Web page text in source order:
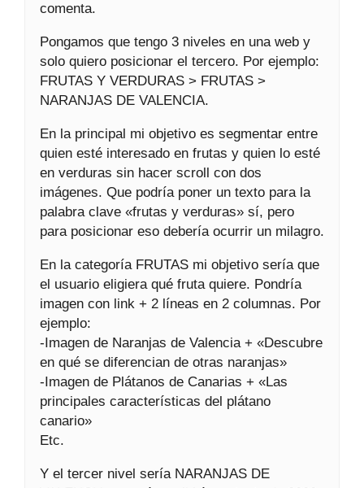
comenta.
Pongamos que tengo 3 niveles en una web y
solo quiero posicionar el tercero. Por ejemplo:
FRUTAS Y VERDURAS > FRUTAS >
NARANJAS DE VALENCIA.
En la principal mi objetivo es segmentar entre
quien esté interesado en frutas y quien lo esté
en verduras sin hacer scroll con dos
imágenes. Que podría poner un texto para la
palabra clave «frutas y verduras» sí, pero
para posicionar eso debería ocurrir un milagro.
En la categoría FRUTAS mi objetivo sería que
el usuario eligiera qué fruta quiere. Pondría
imagen con link + 2 líneas en 2 columnas. Por
ejemplo:
-Imagen de Naranjas de Valencia + «Descubre
en qué se diferencian de otras naranjas»
-Imagen de Plátanos de Canarias + «Las
principales características del plátano
canario»
Etc.
Y el tercer nivel sería NARANJAS DE